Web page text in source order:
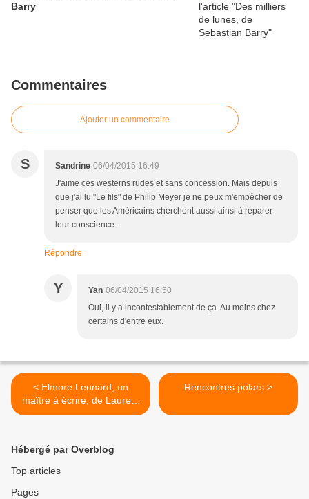
Barry
Commentaires
Ajouter un commentaire
S Sandrine 06/04/2015 16:49
J'aime ces westerns rudes et sans concession. Mais depuis
que j'ai lu "Le fils" de Philip Meyer je ne peux m'empêcher de
penser que les Américains cherchent aussi ainsi à réparer
leur conscience...
Répondre
Y Yan 06/04/2015 16:50
Oui, il y a incontestablement de ça. Au moins chez
certains d'entre eux.
< Elmore Leonard, un
maître à écrire, de Laurent
Chalumeau
Rencontres polars >
Hébergé par Overblog
Top articles
Pages